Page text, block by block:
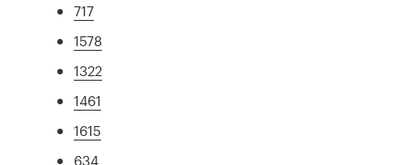
717
1578
1322
1461
1615
634